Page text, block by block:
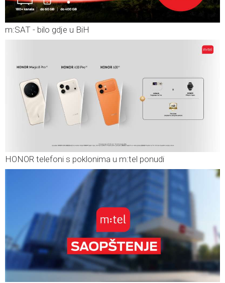
m:SAT - bilo gdje u BiH
HONOR telefoni s poklonima u m:tel ponudi